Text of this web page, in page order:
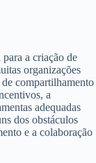
a criação de
organizações
compartilhamento
a
adequadas
dos obstáculos
e a colaboração